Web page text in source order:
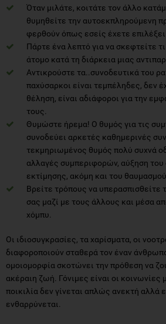
Όταν μιλάτε, κοιτάτε τον άλλο
θυμηθείτε την αυτοεκπληρούμενη
φερθούν όπως εσείς έχετε επιλέξει
Πάρτε ένα λεπτό για να σκεφτείτε
άτομο κατά τη διάρκεια μιας
Αντικρούστε τα..συνοδευτικά του
παχύσαρκοι είναι τεμπέληδες, δεν
θέληση, είναι αδιάφοροι για την
τους.
Θυμώστε ήρεμα! Ο θυμός για τις
συνοδεύει αρκετές καθημερινές
τεκμηριωμένος θυμός πολύ συχνά
αλλαγές συμπεριφορών, αύξηση του
εκτίμησης, ακόμη και του
Βρείτε τρόπους να υπερασπισθείτε
σας μαζί με τους άλλους και μέσα
χόμπυ.
Οι ιδιοσυγκρασίες, τα χαρίσματα, οι
διαφοροποιούν σταθερά τον έναν
ομοιομορφία σκοτώνει την πρόθεση να
ακέραιη ζωή. Γόνιμες είναι οι κοινωνίες
ποικιλία δεν γίνεται απλώς ανεκτή αλλά
ενθαρρύνεται.